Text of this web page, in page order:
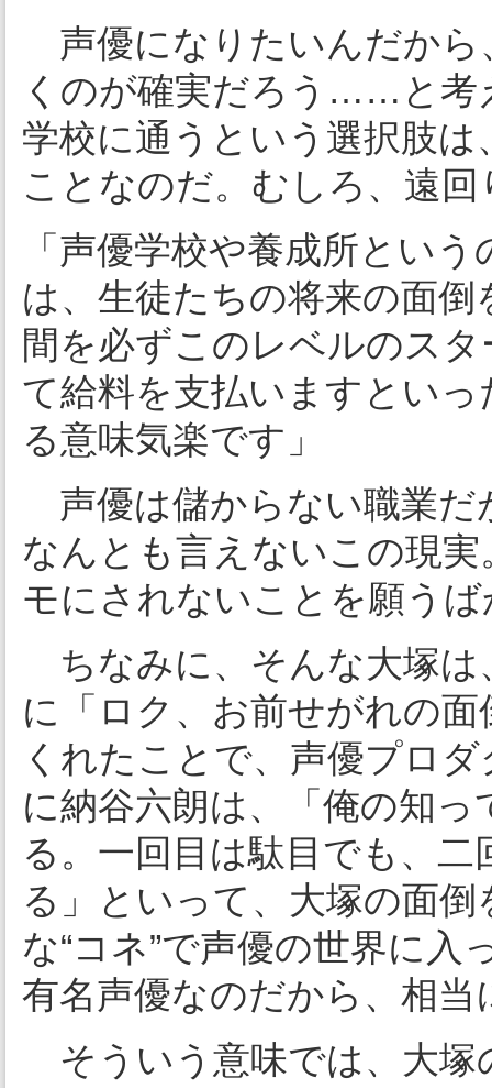
声優になりたいんだから
くのが確実だろう……と考
学校に通うという選択肢
ことなのだ。むしろ、遠
「声優学校や養成所とい
は、生徒たちの将来の面
間を必ずこのレベルのス
て給料を支払いますとい
る意味気楽です」
声優は儲からない職業だ
なんとも言えないこの現
モにされないことを願う
ちなみに、そんな大塚は
に「ロク、お前せがれの
くれたことで、声優プロ
に納谷六朗は、「俺の知
る。一回目は駄目でも、
る」といって、大塚の面
な“コネ”で声優の世界に
有名声優なのだから、相
そういう意味では、大塚